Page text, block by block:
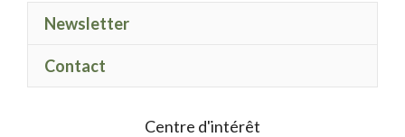
01
Newsletter
Contact
Centre d'intérêt